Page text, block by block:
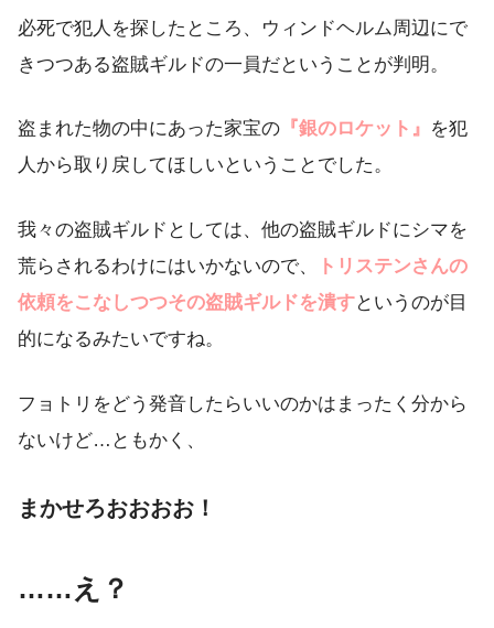
必死で犯人を探したところ、ウィンドヘルム周辺にで
きつつある盗賊ギルドの一員だということが判明。
盗まれた物の中にあった家宝の 『銀のロケット』 を犯
人から取り戻してほしいということでした。
我々の盗賊ギルドとしては、他の盗賊ギルドにシマを
荒らされるわけにはいかないので、
トリステンさんの
依頼をこなしつつその盗賊ギルドを潰すというのが目
的になるみたいですね。
フョトリをどう発音したらいいのかはまったく分から
ないけど…ともかく、
まかせろおおおお！
……え？